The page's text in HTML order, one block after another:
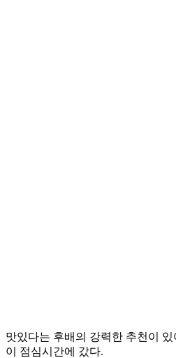
맛있다는 후배의 강력한 추천이
이 점심시간에 갔다.